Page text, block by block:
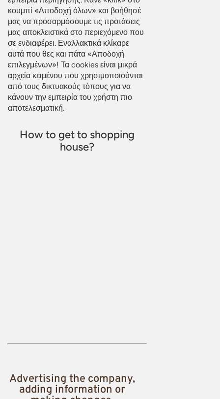
κουμπί «Αποδοχή όλων» και βοήθησέ
μας να προσαρμόσουμε τις προτάσεις
μας αποκλειστικά στο περιεχόμενο που
σε ενδιαφέρει. Εναλλακτικά κλίκαρε
αυτά που θες και πάτα «Αποδοχή
επιλεγμένων»! Τα cookies είναι μικρά
αρχεία κειμένου που χρησιμοποιούνται
από τους δικτυακούς τόπους για να
κάνουν την εμπειρία του χρήστη πιο
αποτελεσματική.
How to get to shopping
house?
Advertising the company,
adding information or